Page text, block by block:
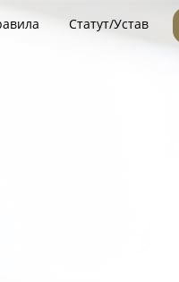
Статут/Устав